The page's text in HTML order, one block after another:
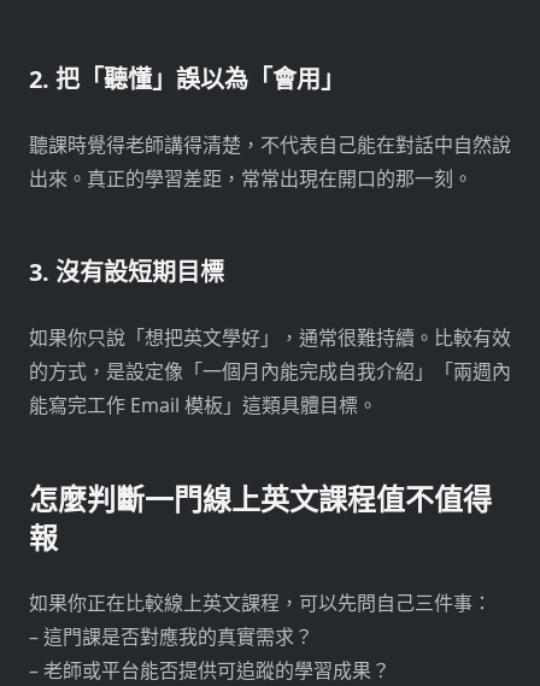
2. 把「聽懂」誤以為「會用」
聽課時覺得老師講得清楚，不代表自己能在對話中自然說
出來。真正的學習差距，常常出現在開口的那一刻。
3. 沒有設短期目標
如果你只說「想把英文學好」，通常很難持續。比較有效
的方式，是設定像「一個月內能完成自我介紹」「兩週內
能寫完工作 Email 模板」這類具體目標。
怎麼判斷一門線上英文課程值不值得
報
如果你正在比較線上英文課程，可以先問自己三件事：
– 這門課是否對應我的真實需求？
– 老師或平台能否提供可追蹤的學習成果？